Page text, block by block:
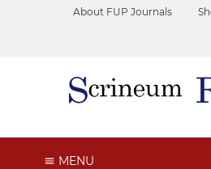
About FUP Journals
MENU